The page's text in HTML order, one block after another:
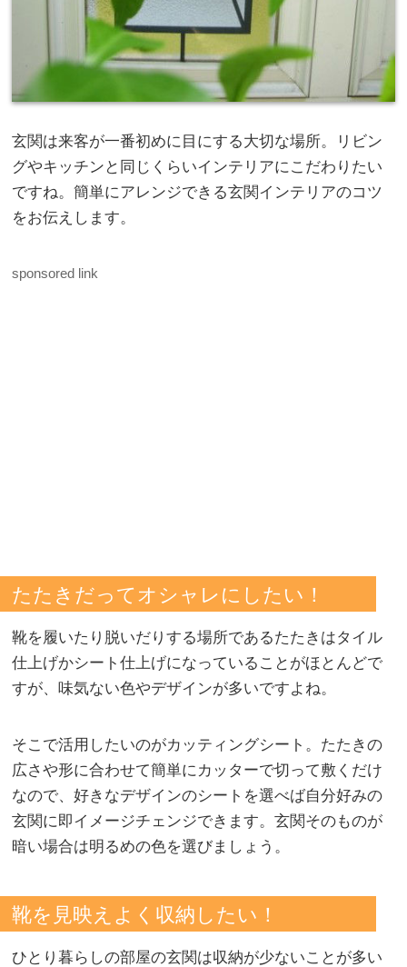
玄関は来客が一番初めに目にする大切な場所。リビン
グやキッチンと同じくらいインテリアにこだわりたい
ですね。簡単にアレンジできる玄関インテリアのコツ
をお伝えします。
sponsored link
たたきだってオシャレにしたい！
靴を履いたり脱いだりする場所であるたたきはタイル
仕上げかシート仕上げになっていることがほとんどで
すが、味気ない色やデザインが多いですよね。
そこで活用したいのがカッティングシート。たたきの
広さや形に合わせて簡単にカッターで切って敷くだけ
なので、好きなデザインのシートを選べば自分好みの
玄関に即イメージチェンジできます。玄関そのものが
暗い場合は明るめの色を選びましょう。
靴を見映えよく収納したい！
ひとり暮らしの部屋の玄関は収納が少ないことが多い